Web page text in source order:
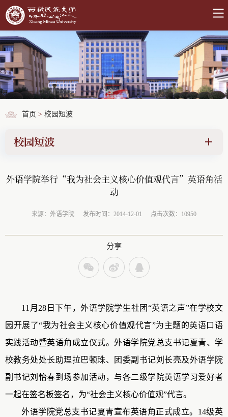
首页 > 校园短波
校园短波
外语学院举行“我为社会主义核心价值观代言”英语角活
动
来源：外语学院 发布时间：2014-12-01 点击次数：10950
分享
11月28日下午，外语学院学生社团“英语之声”在学校文
园开展了“我为社会主义核心价值观代言”为主题的英语口语
实践活动暨英语角成立仪式。外语学院党总支书记夏青、学
校教务处处长助理拉巴顿珠、团委副书记刘长亮及外语学院
副书记刘怡春到场参加活动，与各二级学院英语学习爱好者
一起在签名板签名，为“社会主义核心价值观”代言。
外语学院党总支书记夏青宣布英语角正式成立。14级英